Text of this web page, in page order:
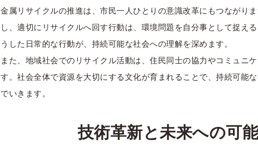
金属リサイクルの推進は、市民一人ひとりの意識改革にもつながり
し、適切にリサイクルへ回す行動は、環境問題を自分事として捉え
うした日常的な行動が、持続可能な社会への理解を深めます。
また、地域社会でのリサイクル活動は、住民同士の協力やコミュニ
す。社会全体で資源を大切にする文化が育まれることで、持続可能
でいきます。
技術革新と未来への可